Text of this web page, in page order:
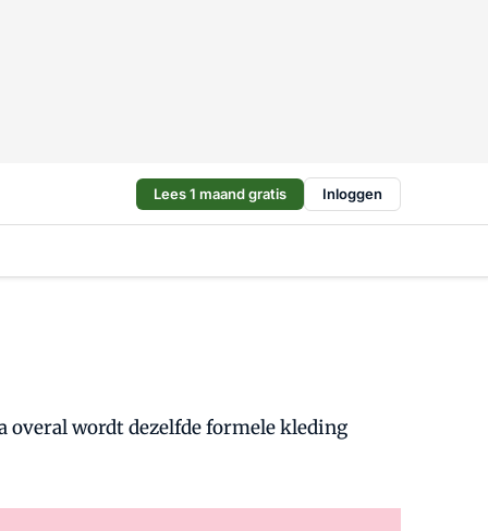
Lees 1 maand gratis Inloggen
overal wordt dezelfde formele kleding